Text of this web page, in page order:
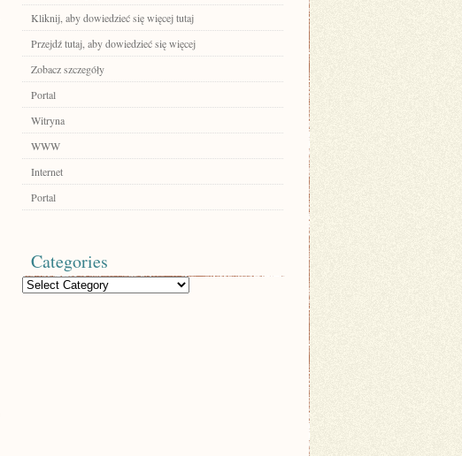
Kliknij, aby dowiedzieć się więcej tutaj
Przejdź tutaj, aby dowiedzieć się więcej
Zobacz szczegóły
Portal
Witryna
WWW
Internet
Portal
Categories
Categories